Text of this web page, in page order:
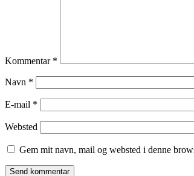
Kommentar *
Navn *
E-mail *
Websted
Gem mit navn, mail og websted i denne